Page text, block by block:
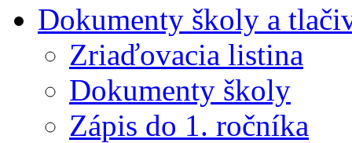
Dokumenty školy a
Zriaďovacia listina
Dokumenty školy
Zápis do 1. ročníka